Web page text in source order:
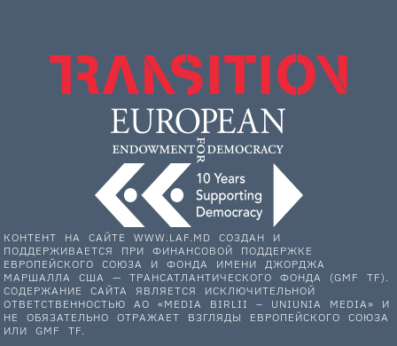
КОНТЕНТ НА САЙТЕ WWW.LAF.MD СОЗДАН И
ПОДДЕРЖИВАЕТСЯ ПРИ ФИНАНСОВОЙ ПОДДЕРЖКЕ
ЕВРОПЕЙСКОГО СОЮЗА И ФОНДА ИМЕНИ ДЖОРДЖА
МАРШАЛЛА США — ТРАНСАТЛАНТИЧЕСКОГО ФОНДА (GMF TF).
СОДЕРЖАНИЕ САЙТА ЯВЛЯЕТСЯ ИСКЛЮЧИТЕЛЬНОЙ
ОТВЕТСТВЕННОСТЬЮ АО «MEDIA BIRLII – UNIUNIA MEDIA» И
НЕ ОБЯЗАТЕЛЬНО ОТРАЖАЕТ ВЗГЛЯДЫ ЕВРОПЕЙСКОГО СОЮЗА
ИЛИ GMF TF.